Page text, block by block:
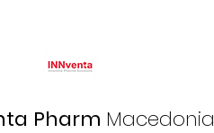
Pharm Macedonia